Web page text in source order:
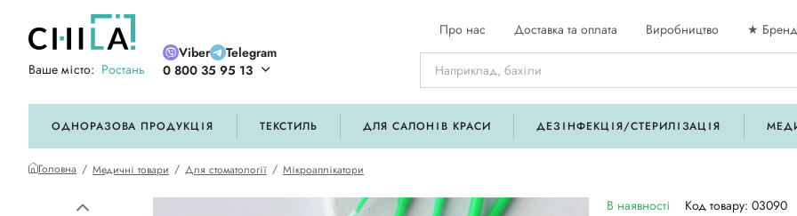
Ваше місто: Ростань
Viber
Telegram
0 800 35 95 13
Про нас Доставка та оплата Виробництво ★
ОДНОРАЗОВА ПРОДУКЦІЯ ТЕКСТИЛЬ ДЛЯ САЛОНІВ КРАСИ ДЕЗІНФЕКЦІЯ/СТЕРИЛІЗАЦІЯ
Головна Медичні товари Для стоматології Мікроаплікатори
В наявності Код товару: 03090